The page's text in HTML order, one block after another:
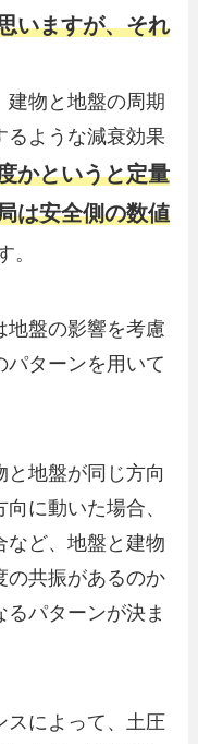
いますが、それ
建物と地盤の周期
るような減衰効果
かというと定量
は安全側の数値
。
地盤の影響を考慮
パターンを用いて
地盤が同じ方向
に動いた場合、
など、地盤と建物
の共振があるのか
パターンが決ま
スによって、土圧